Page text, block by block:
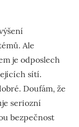
Ale
je odposlech
sítí.
Doufám, že
seriozní
bezpečnost